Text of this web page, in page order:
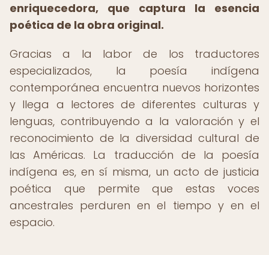
enriquecedora, que captura la esencia
poética de la obra original.
Gracias a la labor de los traductores
especializados, la poesía indígena
contemporánea encuentra nuevos horizontes
y llega a lectores de diferentes culturas y
lenguas, contribuyendo a la valoración y el
reconocimiento de la diversidad cultural de
las Américas. La traducción de la poesía
indígena es, en sí misma, un acto de justicia
poética que permite que estas voces
ancestrales perduren en el tiempo y en el
espacio.